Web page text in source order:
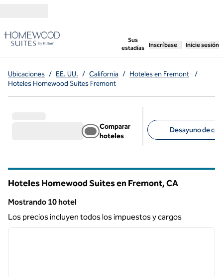
Sus
estadías
, abre una pestaña
Inscríbase Inicie sesión
Ubicaciones / EE. UU. / California / Hoteles en Fremont
/
Hoteles Homewood Suites Fremont
Comparar
hoteles
Desayuno de
Hoteles Homewood Suites en Fremont,CA
Mostrando 10 hotel
Mostrando 10 hotel
Los precios incluyen todos los impuestos y cargos
1 de 12